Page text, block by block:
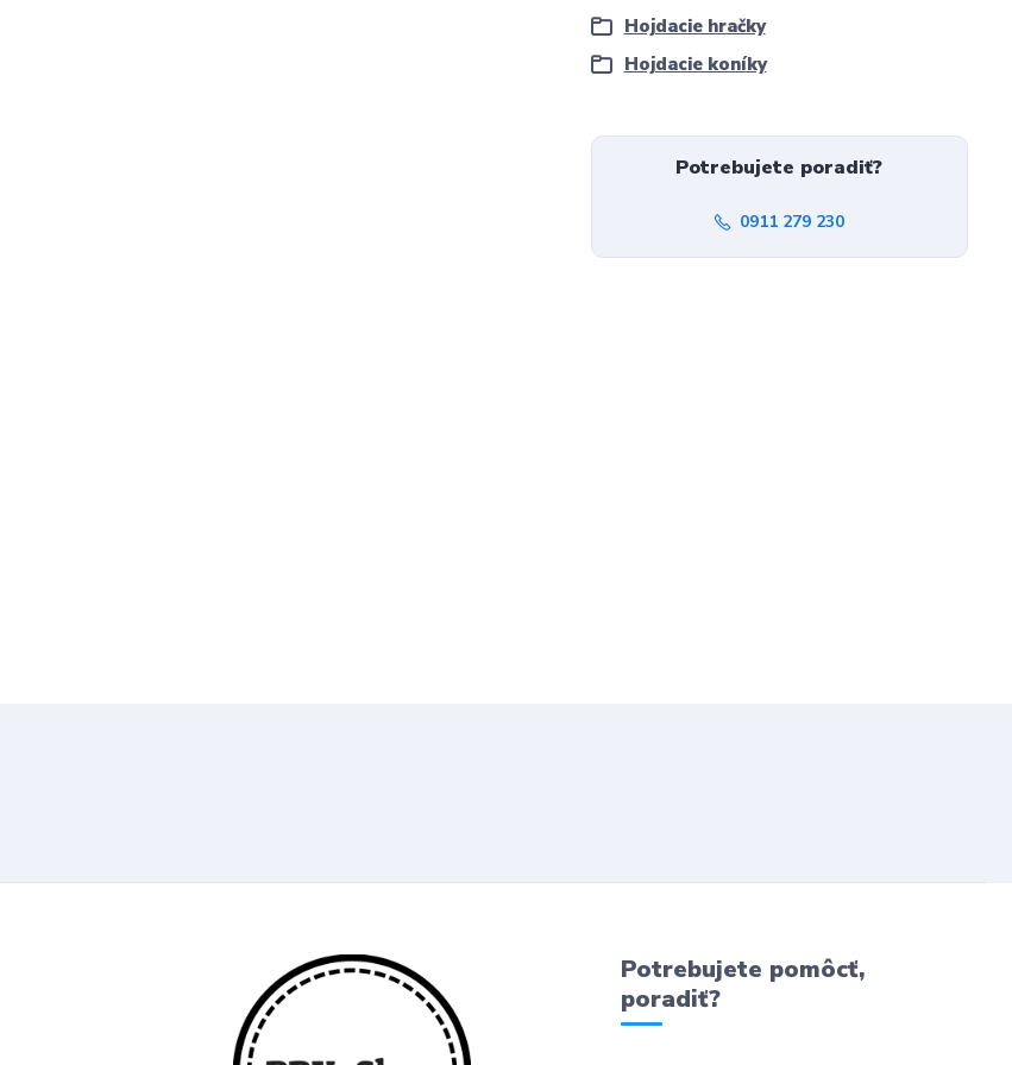
Hojdacie hračky
Hojdacie koníky
Potrebujete poradiť?
0911 279 230
Potrebujete pomôcť,
poradiť?